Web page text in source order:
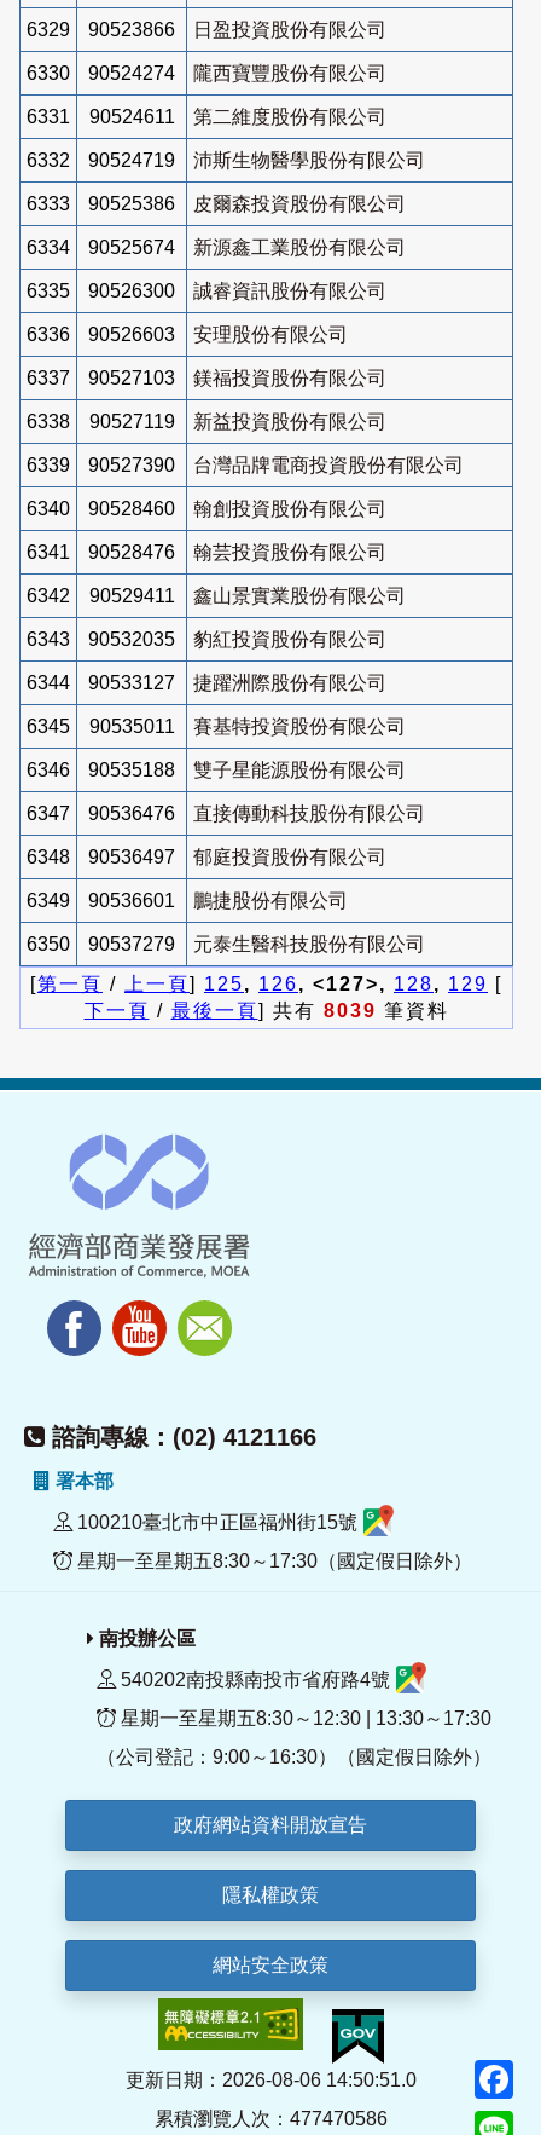
6329 90523866 日盈投資股份有限公司
6330 90524274 隴西寶豐股份有限公司
6331 90524611 第二維度股份有限公司
6332 90524719 沛斯生物醫學股份有限公司
6333 90525386 皮爾森投資股份有限公司
6334 90525674 新源鑫工業股份有限公司
6335 90526300 誠睿資訊股份有限公司
6336 90526603 安理股份有限公司
6337 90527103 鎂福投資股份有限公司
6338 90527119 新益投資股份有限公司
6339 90527390 台灣品牌電商投資股份有限公司
6340 90528460 翰創投資股份有限公司
6341 90528476 翰芸投資股份有限公司
6342 90529411 鑫山景實業股份有限公司
6343 90532035 豹紅投資股份有限公司
6344 90533127 捷躍洲際股份有限公司
6345 90535011 賽基特投資股份有限公司
6346 90535188 雙子星能源股份有限公司
6347 90536476 直接傳動科技股份有限公司
6348 90536497 郁庭投資股份有限公司
6349 90536601 鵬捷股份有限公司
6350 90537279
元泰生醫科技股份有限公司
[第一頁 / 上一頁] 125, 126, <127>, 128, 129 [
下一頁 / 最後一頁] 共有 8039 筆資料
諮詢專線：(02) 4121166
署本部
100210臺北市中正區福州街15號
星期一至星期五8:30～17:30（國定假日除外）
南投辦公區
540202南投縣南投市省府路4號
星期一至星期五8:30～12:30 | 13:30～17:30
（公司登記：9:00～16:30）（國定假日除外）
政府網站資料開放宣告
隱私權政策
網站安全政策
更新日期：2026-08-06 14:50:51.0
累積瀏覽人次：477470586